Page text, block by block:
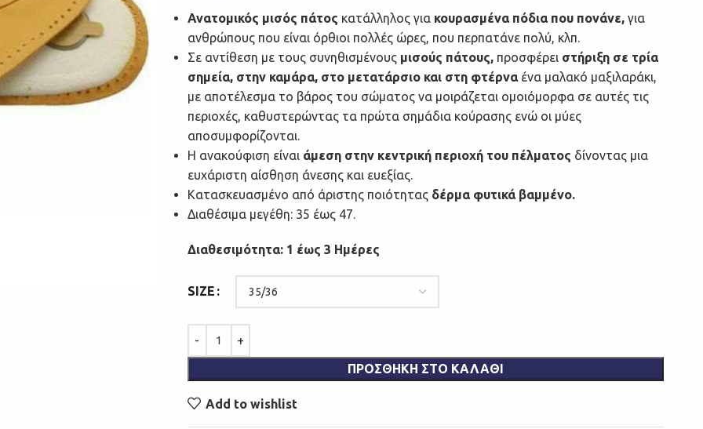
Ανατομικός μισός πάτος κατάλληλος για κουρασμένα πόδια που πονάνε,για
ανθρώπους που είναι όρθιοι πολλές ώρες, που περπατάνε πολύ, κλπ.
Σε αντίθεση με τους συνηθισμένους μισούς πάτους,προσφέρει στήριξη σε τρία
σημεία, στην καμάρα, στο μετατάρσιο και στη φτέρναένα μαλακό μαξιλαράκι,
με αποτέλεσμα το βάρος του σώματος να μοιράζεται ομοιόμορφα σε αυτές τις
περιοχές, καθυστερώντας τα πρώτα σημάδια κούρασης ενώ οι μύες
αποσυμφορίζονται.
Η ανακούφιση είναι άμεση στην κεντρική περιοχή του πέλματος δίνοντας μια
ευχάριστη αίσθηση άνεσης και ευεξίας.
Κατασκευασμένο από άριστης ποιότητας δέρμα φυτικά βαμμένο.
Διαθέσιμα μεγέθη: 35 έως 47.
Διαθεσιμότητα: 1 έως 3 Ημέρες
SIZE
ΠΡΟΣΘΉΚΗ ΣΤΟ ΚΑΛΆΘΙ
Add to wishlist